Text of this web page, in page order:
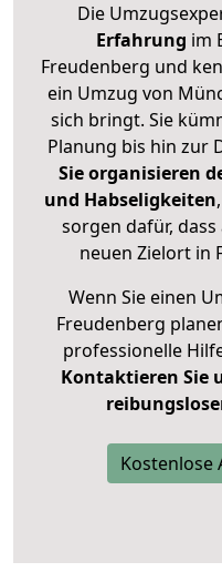
Die
Erfahrung im
Freudenberg und
ein Umzug von
sich bringt. Sie
Planung bis hin zur
Sie organisieren
und Habseligkeiten
sorgen dafür,
neuen Zielort in
Wenn Sie einen
Freudenberg
professionelle
Kontaktieren Sie
Kostenlose